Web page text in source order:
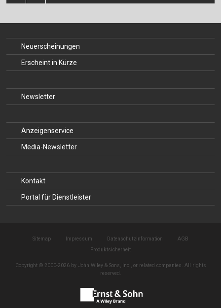
Neuerscheinungen
Erscheint in Kürze
Newsletter
Anzeigenservice
Media-Newsletter
Kontakt
Portal für Dienstleister
Sitemap Impressum Datenschutzinformation
AGB
Produktsicherheit
Copyright © 2000-2026 by John Wiley & Sons, Inc., or related companies. All rights
reserved.